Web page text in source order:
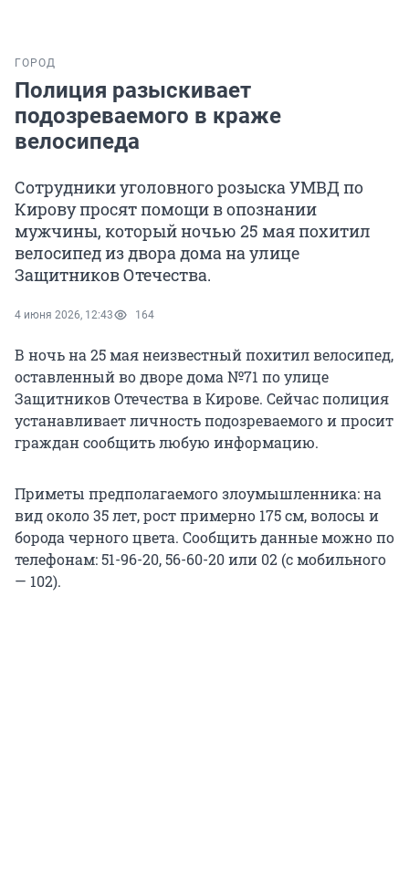
ГОРОД
Полиция разыскивает
подозреваемого в краже
велосипеда
Сотрудники уголовного розыска УМВД по
Кирову просят помощи в опознании
мужчины, который ночью 25 мая похитил
велосипед из двора дома на улице
Защитников Отечества.
4 июня 2026, 12:43 164
В ночь на 25 мая неизвестный похитил велосипед,
оставленный во дворе дома №71 по улице
Защитников Отечества в Кирове. Сейчас полиция
устанавливает личность подозреваемого и просит
граждан сообщить любую информацию.
Приметы предполагаемого злоумышленника: на
вид около 35 лет, рост примерно 175 см, волосы и
борода черного цвета. Сообщить данные можно по
телефонам: 51-96-20, 56-60-20 или 02 (с мобильного
— 102).